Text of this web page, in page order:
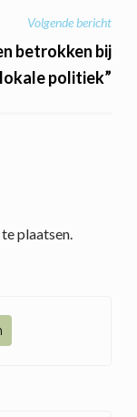
Volgende bericht
betrokken bij
politiek”
plaatsen.